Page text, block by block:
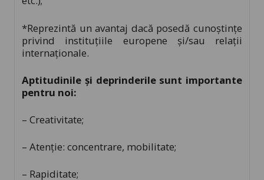
*Reprezintă un avantaj dacă posedă cunoştinţe
privind instituţiile europene şi/sau relaţii
internaţionale.
Aptitudinile şi deprinderile sunt importante
pentru noi:
– Creativitate;
– Atenţie: concentrare, mobilitate;
– Rapiditate;